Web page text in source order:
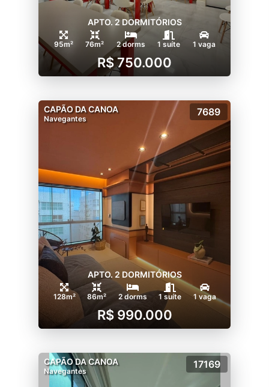
APTO. 2 DORMITÓRIOS
95m² 76m² 2 dorms 1 suíte 1 vaga
R$ 750.000
CAPÃO DA CANOA
Navegantes
7689
APTO. 2 DORMITÓRIOS
128m² 86m² 2 dorms 1 suíte 1 vaga
R$ 990.000
CAPÃO DA CANOA
Navegantes
17169